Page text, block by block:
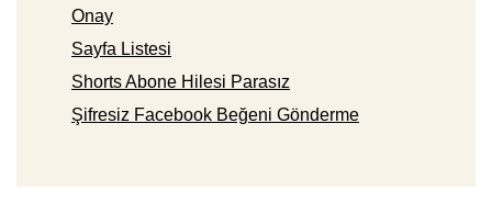
Onay
Sayfa Listesi
Shorts Abone Hilesi Parasız
Şifresiz Facebook Beğeni Gönderme